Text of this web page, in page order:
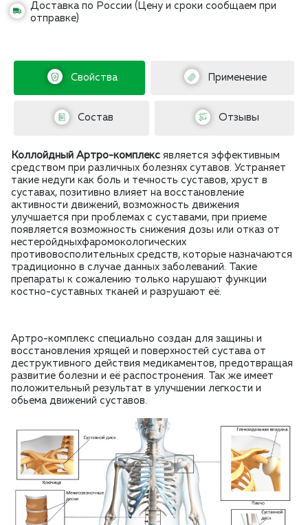
Доставка по России (Цену и сроки сообщаем при
отправке)
Свойства Применение
Состав Отзывы
Коллойдный Артро-комплекс является эффективным
средством при различных болезнях сутавов. Устраняет
такие недуги как боль и течность суставов, хруст в
суставах, позитивно влияет на восстановление
активности движений, возможность движения
улучшается при проблемах с суставами, при приеме
появляется возможность снижения дозы или отказ от
нестеройдныхфаромокологических
противовосполительных средств, которые назначаются
традиционно в случае данных заболеваний. Такие
препараты к сожалению только нарушают функции
костно-суставных тканей и разрушают её.
Артро-комплекс специально создан для защины и
восстановления хрящей и поверхностей сустава от
деструктивного действия медикаментов, предотвращая
развитие болезни и её распостронения. Так же имеет
положительный результат в улучшении легкости и
обьема движений суставов.